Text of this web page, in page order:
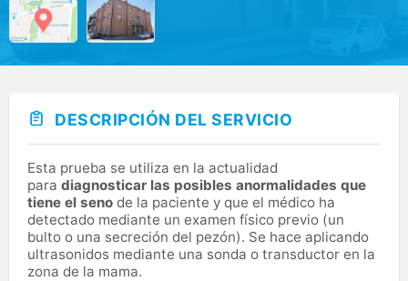
DESCRIPCIÓN DEL SERVICIO
Esta prueba se utiliza en la actualidad
para diagnosticar las posibles anormalidades que
tiene el seno de la paciente y que el médico ha
detectado mediante un examen físico previo (un
bulto o una secreción del pezón). Se hace aplicando
ultrasonidos mediante una sonda o transductor en la
zona de la mama.